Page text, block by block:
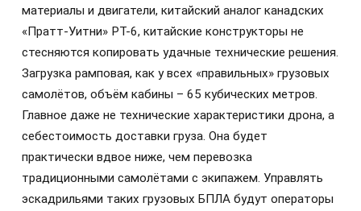
материалы и двигатели, китайский аналог канадских
«Пратт-Уитни» РТ-6, китайские конструкторы не
стесняются копировать удачные технические решения.
Загрузка рамповая, как у всех «правильных» грузовых
самолётов, объём кабины – 65 кубических метров.
Главное даже не технические характеристики дрона, а
себестоимость доставки груза. Она будет
практически вдвое ниже, чем перевозка
традиционными самолётами с экипажем. Управлять
эскадрильями таких грузовых БПЛА будут операторы